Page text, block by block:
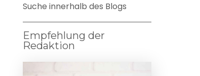
Suche innerhalb des Blogs
Empfehlung der
Redaktion